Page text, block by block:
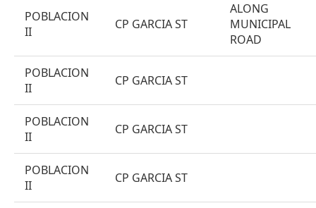
POBLACION
II
CP GARCIA ST
ALONG
MUNICIPAL
ROAD
POBLACION
II
CP GARCIA ST
POBLACION
II
CP GARCIA ST
POBLACION
II
CP GARCIA ST